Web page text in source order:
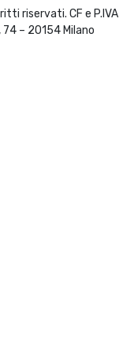
riservati. CF e P.IVA
– 20154 Milano